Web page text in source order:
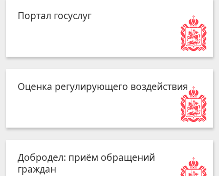
Портал госуслуг
Оценка регулирующего воздействия
Добродел: приём обращений
граждан